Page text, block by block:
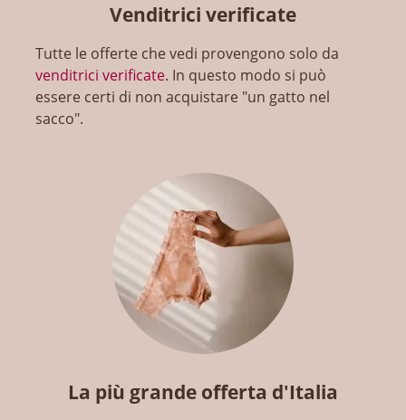
Venditrici verificate
Tutte le offerte che vedi provengono solo da
venditrici verificate. In questo modo si può
essere certi di non acquistare "un gatto nel
sacco".
La più grande offerta d'Italia